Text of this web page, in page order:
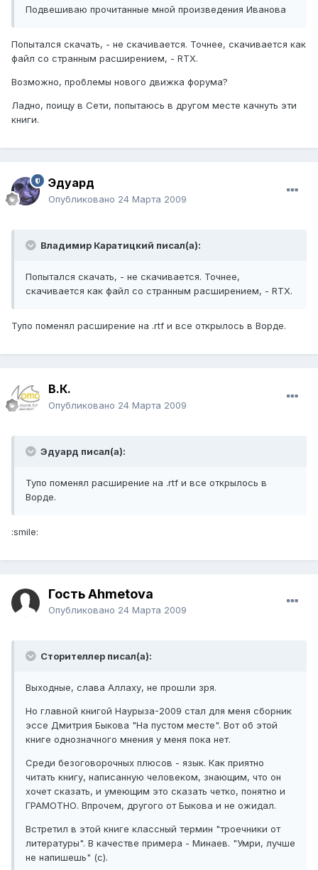
Подвешиваю прочитанные мной произведения Иванова
Попытался скачать, - не скачивается. Точнее, скачивается как
файл со странным расширением, - RTX.
Возможно, проблемы нового движка форума?
Ладно, поищу в Сети, попытаюсь в другом месте качнуть эти
книги.
Эдуард
Опубликовано 24 Марта 2009
Владимир Каратицкий писал(а):
Попытался скачать, - не скачивается. Точнее,
скачивается как файл со странным расширением, - RTX.
Тупо поменял расширение на .rtf и все открылось в Ворде.
В.К.
Опубликовано 24 Марта 2009
Эдуард писал(а):
Тупо поменял расширение на .rtf и все открылось в
Ворде.
:smile:
Гость Ahmetova
Опубликовано 24 Марта 2009
Сторителлер писал(а):
Выходные, слава Аллаху, не прошли зря.
Но главной книгой Наурыза-2009 стал для меня сборник
эссе Дмитрия Быкова "На пустом месте". Вот об этой
книге однозначного мнения у меня пока нет.
Среди безоговорочных плюсов - язык. Как приятно
читать книгу, написанную человеком, знающим, что он
хочет сказать, и умеющим это сказать четко, понятно и
ГРАМОТНО. Впрочем, другого от Быкова и не ожидал.
Встретил в этой книге классный термин "троечники от
литературы". В качестве примера - Минаев. "Умри, лучше
не напишешь" (с).